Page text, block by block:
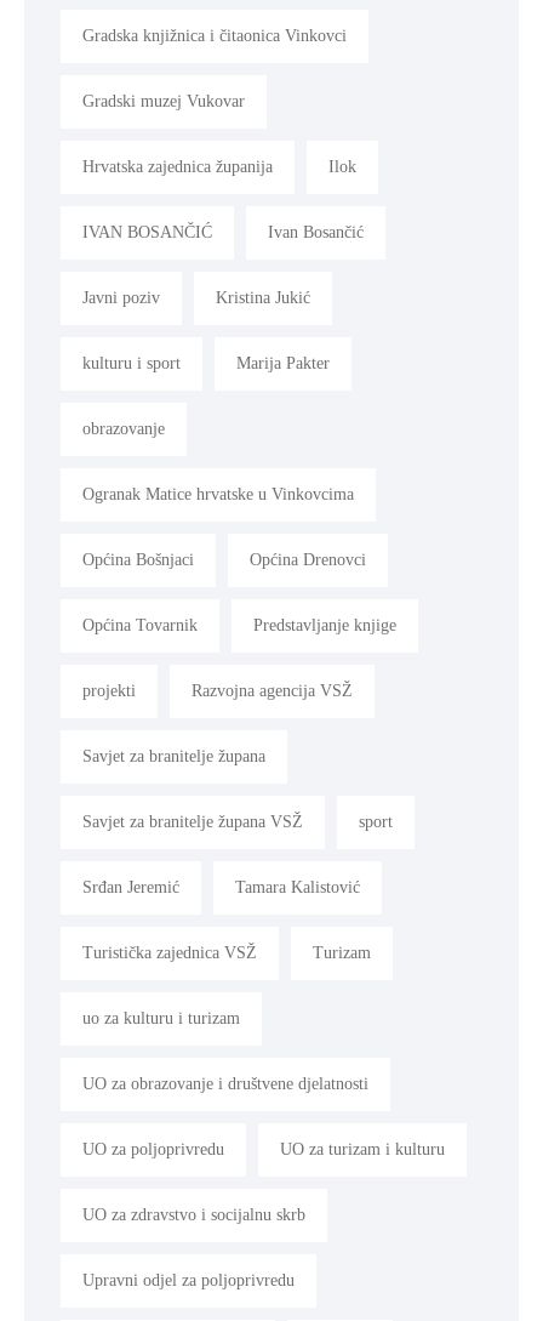
Gradska knjižnica i čitaonica Vinkovci
Gradski muzej Vukovar
Hrvatska zajednica županija Ilok
IVAN BOSANČIĆ Ivan Bosančić
Javni poziv Kristina Jukić
kulturu i sport Marija Pakter
obrazovanje
Ogranak Matice hrvatske u Vinkovcima
Općina Bošnjaci Općina Drenovci
Općina Tovarnik Predstavljanje knjige
projekti Razvojna agencija VSŽ
Savjet za branitelje župana
Savjet za branitelje župana VSŽ sport
Srđan Jeremić Tamara Kalistović
Turistička zajednica VSŽ Turizam
uo za kulturu i turizam
UO za obrazovanje i društvene djelatnosti
UO za poljoprivredu UO za turizam i kulturu
UO za zdravstvo i socijalnu skrb
Upravni odjel za poljoprivredu